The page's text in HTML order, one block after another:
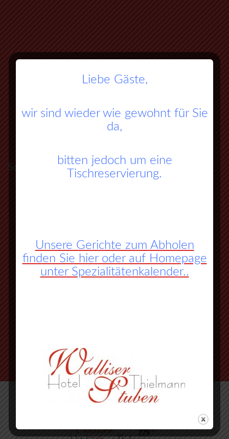
So finden Sie zu uns:
an der 3. Ampel rechts abbiegen
vorbei an Herbornseelbach und
Ballersbach nach Mittenaar Bicken
Liebe Gäste,
wir sind wieder wie gewohnt für Sie
da,
bitten jedoch um eine
Tischreservierung.
Unsere Gerichte zum Abholen
finden Sie hier oder auf Homepage
unter Spezialitätenkalender..